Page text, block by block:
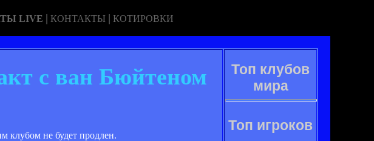
LIVE | КОНТАКТЫ | КОТИРОВКИ
с ван Бюйтеном
клубом не будет продлен.
Топ клубов
мира
Топ игроков